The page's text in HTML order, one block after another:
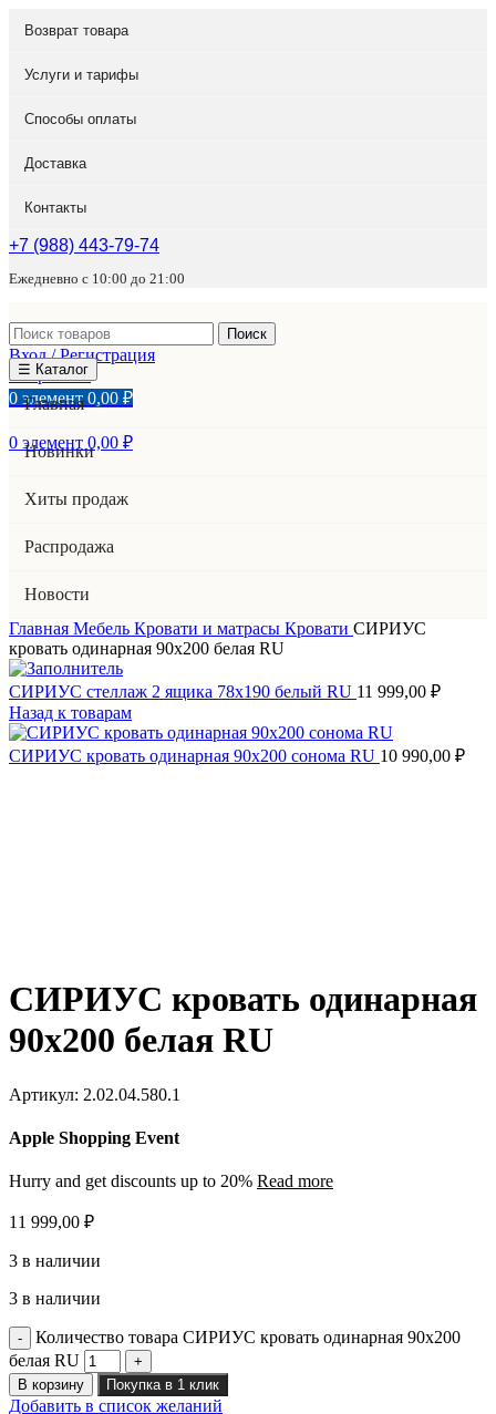
Возврат товара
Услуги и тарифы
Способы оплаты
Доставка
Контакты
+7 (988) 443-79-74
Ежедневно с 10:00 до 21:00
Поиск
Вход / Регистрация
Избранное
0 элемент 0,00 ₽
0 элемент 0,00 ₽
☰ Каталог
Главная
Новинки
Хиты продаж
Распродажа
Новости
Главная Мебель Кровати и матрасы Кровати СИРИУС
кровать одинарная 90х200 белая RU
СИРИУС стеллаж 2 ящика 78х190 белый RU 11 999,00 ₽
Назад к товарам
СИРИУС кровать одинарная 90х200 сонома RU 10 990,00 ₽
СИРИУС кровать одинарная
90х200 белая RU
Артикул: 2.02.04.580.1
Apple Shopping Event
Hurry and get discounts up to 20% Read more
11 999,00 ₽
3 в наличии
3 в наличии
Количество товара СИРИУС кровать одинарная 90х200
белая RU
В корзину Покупка в 1 клик
Добавить в список желаний